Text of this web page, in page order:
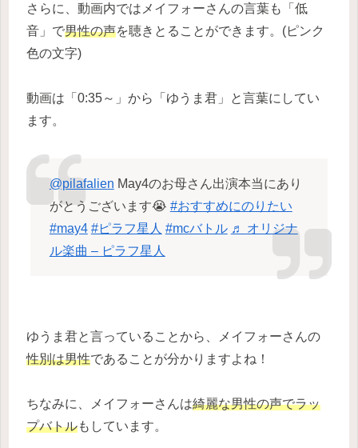
さらに、動画内ではメイフォーさんの言葉も「低
音」で男性の声を聴きとることができます。(ピンク
色の文字)
動画は「0:35～」から「ゆうま君」と言葉にしてい
ます。
@pilafalien May4のお母さん出演本当にあり
がとうございます😭 #おすすめにのりたい
#may4 #ピラフ星人 #mcバトル ♬ オリジナ
ル楽曲 – ピラフ星人
ゆうま君と言っていることから、メイフォーさんの
性別は男性であることが分かりますよね！
ちなみに、メイフォーさんは綺麗な男性の声でラッ
プバトルもしています。